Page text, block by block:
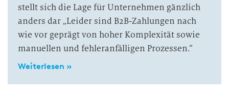
stellt sich die Lage für Unternehmen gänzlich
anders dar „Leider sind B2B-Zahlungen nach
wie vor geprägt von hoher Komplexität sowie
manuellen und fehleranfälligen Prozessen.“
Weiterlesen »